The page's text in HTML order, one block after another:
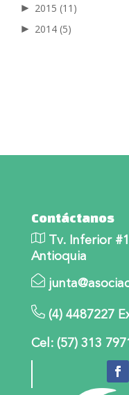
► 2015 (11)
► 2014 (5)
Contáctanos
Tv. Inferior
Antioquia
(4) 4487227
Cel: (57) 313